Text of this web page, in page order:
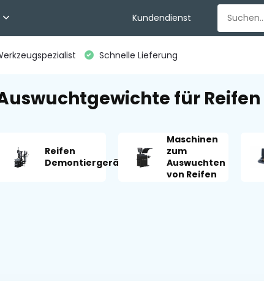
Kundendienst
Schnelle Lieferung
für Reifen
Reifen
Demontiergeräte
Maschinen
zum
Auswuchten
von Reifen